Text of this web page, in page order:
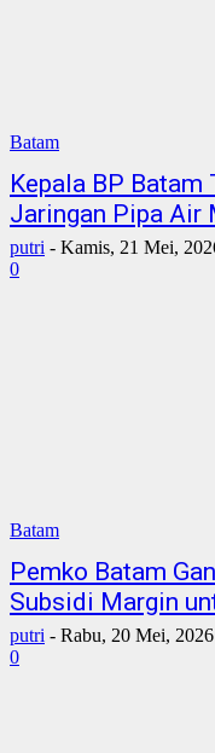
Batam
Kepala BP Batam
Jaringan Pipa Air
putri - Kamis, 21 Mei,
0
Batam
Pemko Batam
Subsidi Margin
putri - Rabu, 20 Mei, 2026
0